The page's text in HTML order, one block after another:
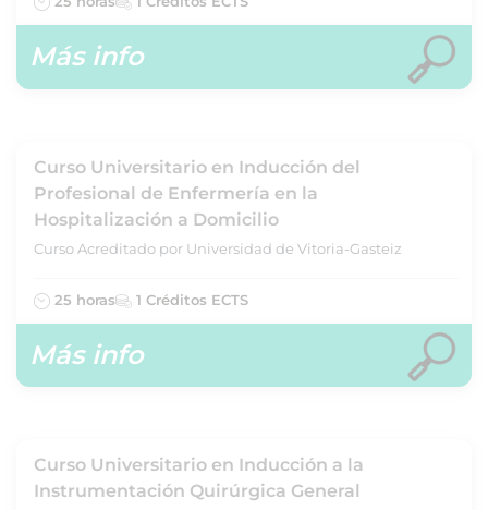
Más info
Curso Universitario en Inducción del
Profesional de Enfermería en la
Hospitalización a Domicilio
Curso Acreditado por Universidad de Vitoria-Gasteiz
25 horas 1 Créditos ECTS
Más info
Curso Universitario en Inducción a la
Instrumentación Quirúrgica General